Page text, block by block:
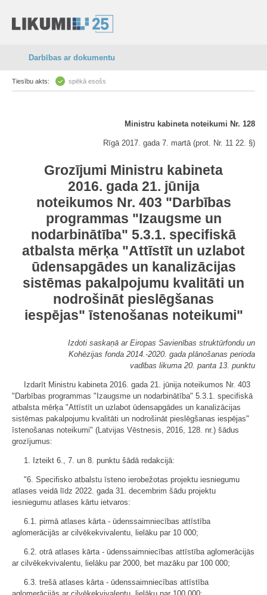
Darbības ar dokumentu
Tiesību akts: spēkā esošs
Ministru kabineta noteikumi Nr. 128
Rīgā 2017. gada 7. martā (prot. Nr. 11 22. §)
Grozījumi Ministru kabineta
2016. gada 21. jūnija
noteikumos Nr. 403 "Darbības
programmas "Izaugsme un
nodarbinātība" 5.3.1. specifiskā
atbalsta mērķa "Attīstīt un uzlabot
ūdensapgādes un kanalizācijas
sistēmas pakalpojumu kvalitāti un
nodrošināt pieslēgšanas
iespējas" īstenošanas noteikumi"
Izdoti saskaņā ar Eiropas Savienības struktūrfondu un
Kohēzijas fonda 2014.-2020. gada plānošanas perioda
vadības likuma 20. panta 13. punktu
Izdarīt Ministru kabineta 2016. gada 21. jūnija noteikumos Nr. 403
"Darbības programmas "Izaugsme un nodarbinātība" 5.3.1. specifiskā
atbalsta mērķa "Attīstīt un uzlabot ūdensapgādes un kanalizācijas
sistēmas pakalpojumu kvalitāti un nodrošināt pieslēgšanas iespējas"
īstenošanas noteikumi" (Latvijas Vēstnesis, 2016, 128. nr.) šādus
grozījumus:
1. Izteikt 6., 7. un 8. punktu šādā redakcijā:
"6. Specifisko atbalstu īsteno ierobežotas projektu iesniegumu
atlases veidā līdz 2022. gada 31. decembrim šādu projektu
iesniegumu atlases kārtu ietvaros:
6.1. pirmā atlases kārta - ūdenssaimniecības attīstība
aglomerācijās ar cilvēkekvivalentu, lielāku par 10 000;
6.2. otrā atlases kārta - ūdenssaimniecības attīstība aglomerācijās
ar cilvēkekvivalentu, lielāku par 2000, bet mazāku par 100 000;
6.3. trešā atlases kārta - ūdenssaimniecības attīstība